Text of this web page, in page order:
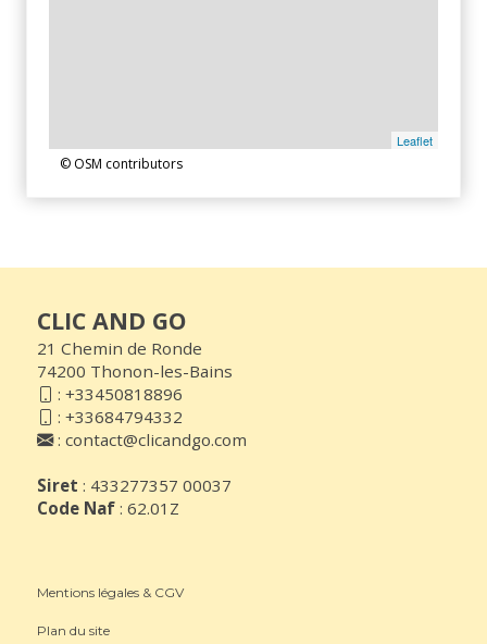
Leaflet
© OSM contributors
CLIC AND GO
21 Chemin de Ronde
74200 Thonon-les-Bains
: +33450818896
: +33684794332
: contact@clicandgo.com
Siret : 433277357 00037
Code Naf : 62.01Z
Mentions légales & CGV
Plan du site